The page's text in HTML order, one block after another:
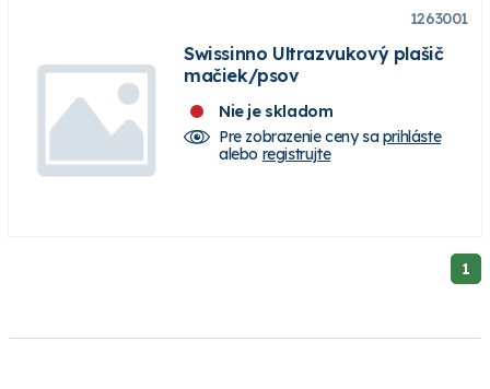
1263001
Swissinno Ultrazvukový plašič
mačiek/psov
Nie je skladom
Pre zobrazenie ceny saprihláste
alebo registrujte
1